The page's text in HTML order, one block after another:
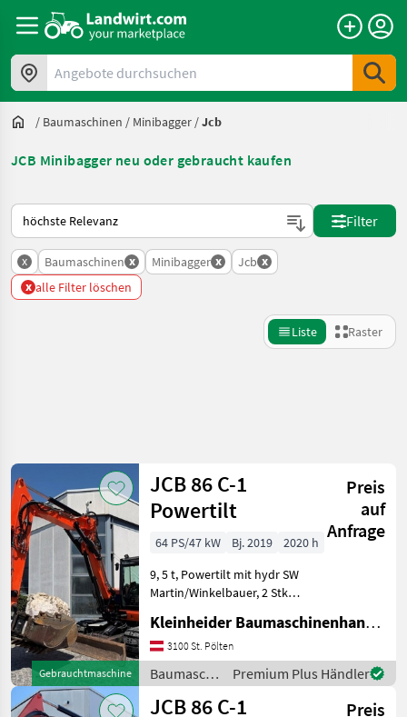
Angebote durchsuchen
/ Baumaschinen / Minibagger /Jcb
JCB Minibagger neu oder gebraucht kaufen
So wird auf Landwirt.com sortiert
Filter
x Baumaschinen x Minibagger x Jcb x
x alle Filter löschen
Liste Raster
Kategorie 4 Land Filter
AKTUELLER
Bautechnik
Baumaschinen
Minibagger
Jcb
KATEGORIE
Zurücksetzen
24
anzeigen
Gebrauchtmaschine
JCB 86 C-1
Powertilt
Preis
auf
Anfrage
64 PS/47 kW Bj. 2019
2020 h
9, 5 t, Powertilt mit hydr SW
Martin/Winkelbauer, 2 Stk
Böschungslöffel,
Vollverrohrung, Klima,
Eisenketten mit
Gummipads Baumaschinen
Minibagger
Kleinheider Baumaschinenhandel GmbH.
3100 St. Pölten
Baumaschinen
/ JCB
Premium Plus Händler
JCB 86 C-1
Preis